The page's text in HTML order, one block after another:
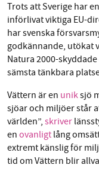
Trots att Sverige har
införlivat viktiga EU-
har svenska
godkännande, utökat
Natura 2000-
sämsta tänkbara
Vättern är en uniksjö
sjöar och miljöer står
världen”, skriver
en ovanligt lång
extremt känslig för
tid om Vättern blir